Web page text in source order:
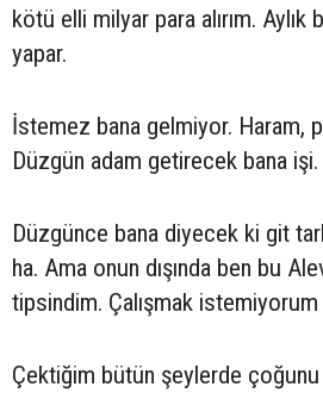
kötü elli milyar para alırım.
yapar.
İstemez bana gelmiyor. Haram,
Düzgün adam getirecek bana işi.
Düzgünce bana diyecek ki git
ha. Ama onun dışında ben bu
tipsindim. Çalışmak
Çektiğim bütün şeylerde